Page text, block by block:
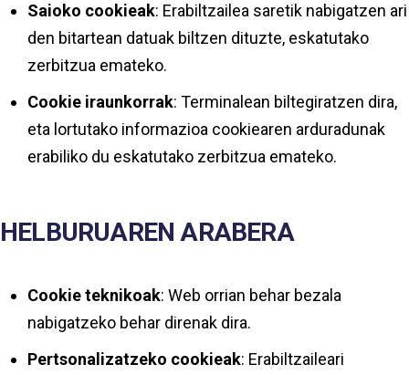
Saioko cookieak: Erabiltzailea saretik nabigatzen ari
den bitartean datuak biltzen dituzte, eskatutako
zerbitzua emateko.
Cookie iraunkorrak: Terminalean biltegiratzen dira,
eta lortutako informazioa cookiearen arduradunak
erabiliko du eskatutako zerbitzua emateko.
HELBURUAREN ARABERA
Cookie teknikoak: Web orrian behar bezala
nabigatzeko behar direnak dira.
Pertsonalizatzeko cookieak: Erabiltzaileari